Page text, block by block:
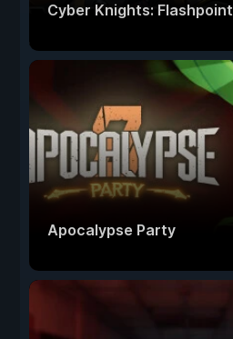
Cyber Knights: Flashpoint
Apocalypse Party